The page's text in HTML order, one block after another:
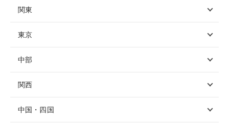
関東
東京
中部
関西
中国・四国